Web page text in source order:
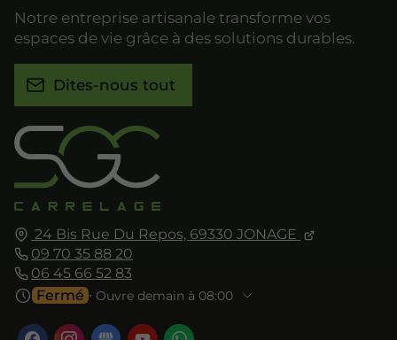
24 Bis Rue Du Repos, 69330 JONAGE
09 70 35 88 20
06 45 66 52 83
Fermé ⋅ Ouvre demain à 08:00
Notre entreprise artisanale transforme vos
espaces de vie grâce à des solutions durables.
Dites-nous tout